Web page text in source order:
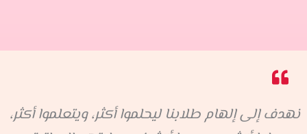
نهدف إلى إلهام طلابنا ليحلموا أكثر، ويتعلموا أكثر،